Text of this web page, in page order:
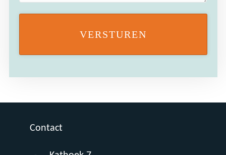
maken, hoewel het natuurlijk voor zich
spreekt dat ze ook een andere functie kunnen
vervullen. Dan is er nog de badkamer waar je
een doucheruimte, een dubbele
wastafelmeubel, een toilet en elektrische
Tweede verdieping met bergzolder:
slaapkamer is royaal van opzet en voorzien
van een groot kunststof dakkapel. Een
Contact